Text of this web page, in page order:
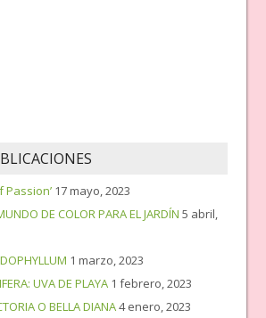
Passion’ 17 mayo, 2023
DE COLOR PARA EL JARDÍN 5 abril,
1 marzo, 2023
UVA DE PLAYA 1 febrero, 2023
O BELLA DIANA4 enero, 2023